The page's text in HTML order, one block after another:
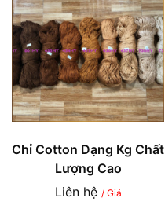
Chỉ Cotton Dạng Kg Chất
Lượng Cao
Liên hệ / Giá